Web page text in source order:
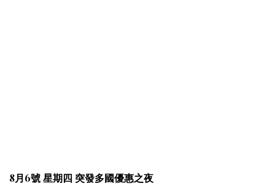
8月6號 星期四 突發多國優惠之夜